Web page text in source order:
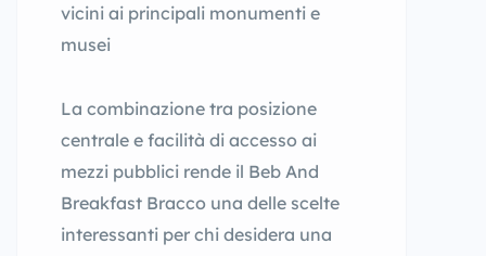
vicini ai principali monumenti e
musei
La combinazione tra posizione
centrale e facilità di accesso ai
mezzi pubblici rende il Beb And
Breakfast Bracco una delle scelte
interessanti per chi desidera una